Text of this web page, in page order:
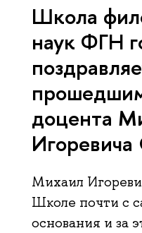
Школа
наук ФГН
доцента
Михаил
Школе почти с
основания и за